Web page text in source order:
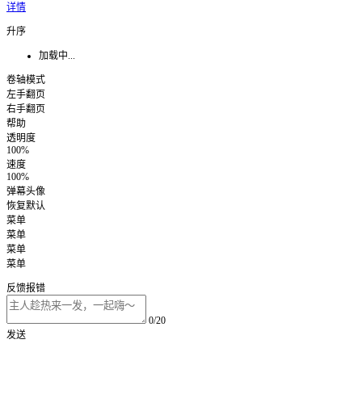
详情
升序
加载中...
卷轴模式
左手翻页
右手翻页
帮助
透明度
100%
速度
100%
弹幕头像
恢复默认
菜单
菜单
菜单
菜单
反馈报错
0/20
发送